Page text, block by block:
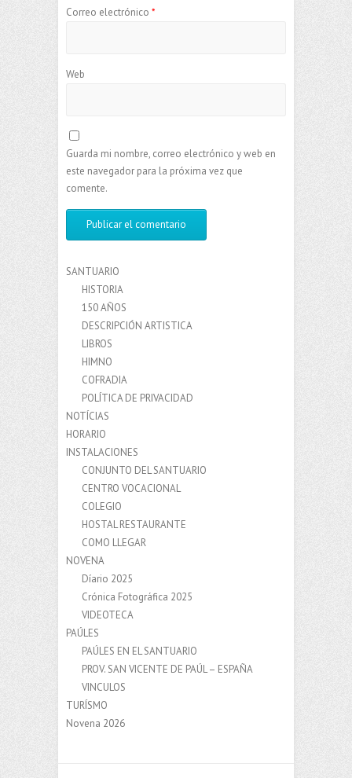
Correo electrónico *
Web
Guarda mi nombre, correo electrónico y web en
este navegador para la próxima vez que
comente.
SANTUARIO
HISTORIA
150 AÑOS
DESCRIPCIÓN ARTISTICA
LIBROS
HIMNO
COFRADIA
POLÍTICA DE PRIVACIDAD
NOTÍCIAS
HORARIO
INSTALACIONES
CONJUNTO DEL SANTUARIO
CENTRO VOCACIONAL
COLEGIO
HOSTAL RESTAURANTE
COMO LLEGAR
NOVENA
Díario 2025
Crónica Fotográfica 2025
VIDEOTECA
PAÚLES
PAÚLES EN EL SANTUARIO
PROV. SAN VICENTE DE PAÚL – ESPAÑA
VINCULOS
TURÍSMO
Novena 2026